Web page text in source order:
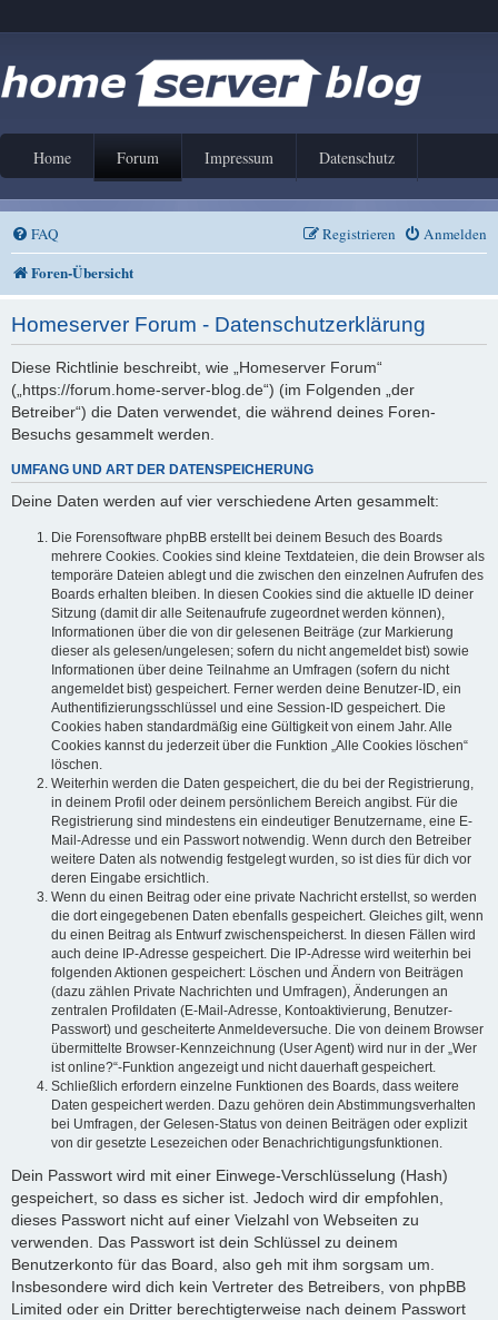
Home Forum Impressum Datenschutz
FAQ Anmelden
Registrieren
Foren-Übersicht
Homeserver Forum - Datenschutzerklärung
Diese Richtlinie beschreibt, wie „Homeserver Forum“
(„https://forum.home-server-blog.de“) (im Folgenden „der
Betreiber“) die Daten verwendet, die während deines Foren-
Besuchs gesammelt werden.
UMFANG UND ART DER DATENSPEICHERUNG
Deine Daten werden auf vier verschiedene Arten gesammelt:
Die Forensoftware phpBB erstellt bei deinem Besuch des Boards
mehrere Cookies. Cookies sind kleine Textdateien, die dein Browser als
temporäre Dateien ablegt und die zwischen den einzelnen Aufrufen des
Boards erhalten bleiben. In diesen Cookies sind die aktuelle ID deiner
Sitzung (damit dir alle Seitenaufrufe zugeordnet werden können),
Informationen über die von dir gelesenen Beiträge (zur Markierung
dieser als gelesen/ungelesen; sofern du nicht angemeldet bist) sowie
Informationen über deine Teilnahme an Umfragen (sofern du nicht
angemeldet bist) gespeichert. Ferner werden deine Benutzer-ID, ein
Authentifizierungsschlüssel und eine Session-ID gespeichert. Die
Cookies haben standardmäßig eine Gültigkeit von einem Jahr. Alle
Cookies kannst du jederzeit über die Funktion „Alle Cookies löschen“
löschen.
Weiterhin werden die Daten gespeichert, die du bei der Registrierung,
in deinem Profil oder deinem persönlichem Bereich angibst. Für die
Registrierung sind mindestens ein eindeutiger Benutzername, eine E-
Mail-Adresse und ein Passwort notwendig. Wenn durch den Betreiber
weitere Daten als notwendig festgelegt wurden, so ist dies für dich vor
deren Eingabe ersichtlich.
Wenn du einen Beitrag oder eine private Nachricht erstellst, so werden
die dort eingegebenen Daten ebenfalls gespeichert. Gleiches gilt, wenn
du einen Beitrag als Entwurf zwischenspeicherst. In diesen Fällen wird
auch deine IP-Adresse gespeichert. Die IP-Adresse wird weiterhin bei
folgenden Aktionen gespeichert: Löschen und Ändern von Beiträgen
(dazu zählen Private Nachrichten und Umfragen), Änderungen an
zentralen Profildaten (E-Mail-Adresse, Kontoaktivierung, Benutzer-
Passwort) und gescheiterte Anmeldeversuche. Die von deinem Browser
übermittelte Browser-Kennzeichnung (User Agent) wird nur in der „Wer
ist online?“-Funktion angezeigt und nicht dauerhaft gespeichert.
Schließlich erfordern einzelne Funktionen des Boards, dass weitere
Daten gespeichert werden. Dazu gehören dein Abstimmungsverhalten
bei Umfragen, der Gelesen-Status von deinen Beiträgen oder explizit
von dir gesetzte Lesezeichen oder Benachrichtigungsfunktionen.
Dein Passwort wird mit einer Einwege-Verschlüsselung (Hash)
gespeichert, so dass es sicher ist. Jedoch wird dir empfohlen,
dieses Passwort nicht auf einer Vielzahl von Webseiten zu
verwenden. Das Passwort ist dein Schlüssel zu deinem
Benutzerkonto für das Board, also geh mit ihm sorgsam um.
Insbesondere wird dich kein Vertreter des Betreibers, von phpBB
Limited oder ein Dritter berechtigterweise nach deinem Passwort